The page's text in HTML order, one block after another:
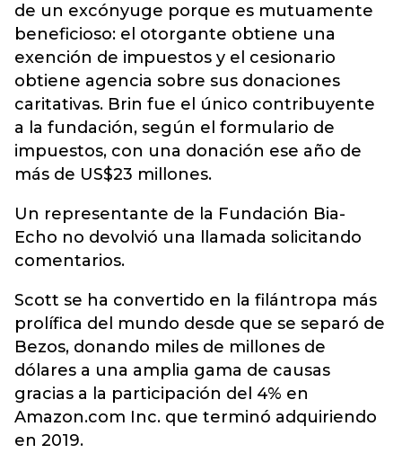
de un excónyuge porque es mutuamente
beneficioso: el otorgante obtiene una
exención de impuestos y el cesionario
obtiene agencia sobre sus donaciones
caritativas. Brin fue el único contribuyente
a la fundación, según el formulario de
impuestos, con una donación ese año de
más de US$23 millones.
Un representante de la Fundación Bia-
Echo no devolvió una llamada solicitando
comentarios.
Scott se ha convertido en la filántropa más
prolífica del mundo desde que se separó de
Bezos, donando miles de millones de
dólares a una amplia gama de causas
gracias a la participación del 4% en
Amazon.com Inc. que terminó adquiriendo
en 2019.